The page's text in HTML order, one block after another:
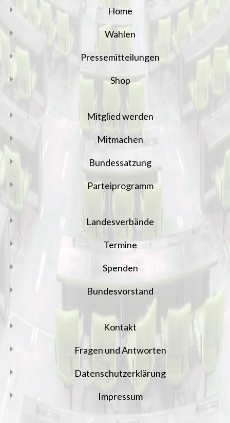
Home
Wahlen
Pressemitteilungen
Shop
Mitglied werden
Mitmachen
Bundessatzung
Parteiprogramm
Landesverbände
Termine
Spenden
Bundesvorstand
Kontakt
Fragen und Antworten
Datenschutzerklärung
Impressum